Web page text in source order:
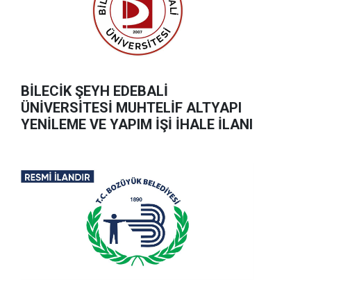
BİLECİK ŞEYH EDEBALİ
ÜNİVERSİTESİ MUHTELİF ALTYAPI
YENİLEME VE YAPIM İŞİ İHALE İLANI